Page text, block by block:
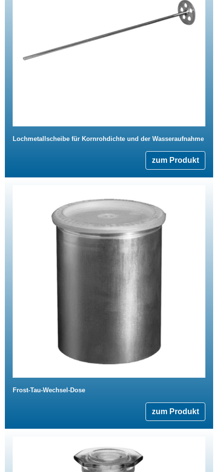
Lochmetallscheibe für Kornrohdichte und der Wasseraufnahme
zum Produkt
Frost-Tau-Wechsel-Dose
zum Produkt